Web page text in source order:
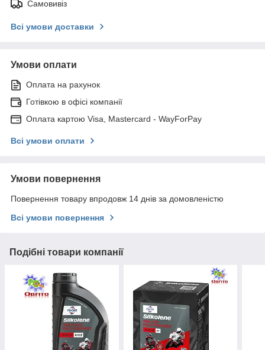
Самовивіз
Всі умови доставки
Умови оплати
Оплата на рахунок
Готівкою в офісі компанії
Оплата картою Visa, Mastercard - WayForPay
Всі умови оплати
Умови повернення
Повернення товару впродовж 14 днів за домовленістю
Всі умови повернення
Подібні товари компанії